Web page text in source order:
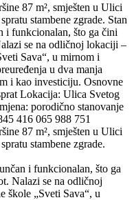
87 m², smješten u Ulici
stambene zgrade. Stan
i funkcionalan, što ga čini
se na odličnoj lokaciji –
Sava“, u mirnom i
u dva manja
i kao investiciju. Osnovne
Lokacija: Ulica Svetog
porodično stanovanje
416 065 988 751
87 m², smješten u Ulici
stambene zgrade.
i funkcionalan, što ga
Nalazi se na odličnoj
škole „Sveti Sava“, u